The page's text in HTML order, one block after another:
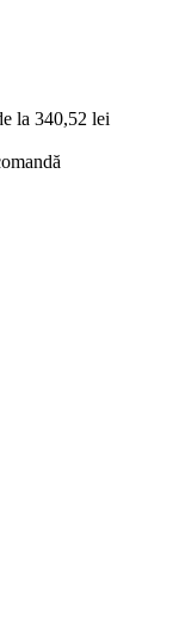
la 340,52 lei